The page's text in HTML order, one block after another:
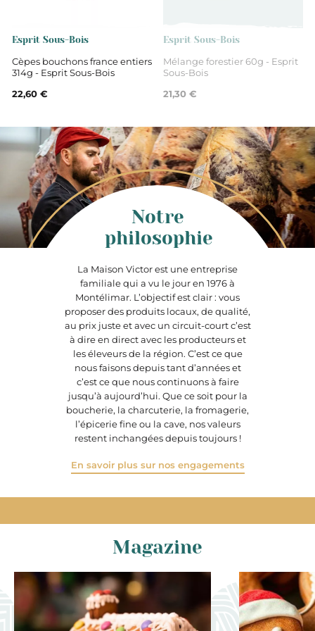
Esprit Sous-Bois
Cèpes bouchons france entiers
314g - Esprit Sous-Bois
22,60 €
Esprit Sous-Bois
Mélange forestier 60g - Esprit
Sous-Bois
21,30 €
La Maison Victor est une entreprise
familiale qui a vu le jour en 1976 à
Montélimar. L’objectif est clair : vous
proposer des produits locaux, de qualité,
au prix juste et avec un circuit-court c’est
à dire en direct avec les producteurs et
les éleveurs de la région. C’est ce que
nous faisons depuis tant d’années et
c’est ce que nous continuons à faire
jusqu’à aujourd’hui. Que ce soit pour la
boucherie, la charcuterie, la fromagerie,
l’épicerie fine ou la cave, nos valeurs
restent inchangées depuis toujours !
En savoir plus sur nos engagements
Notre
philosophie
Magazine